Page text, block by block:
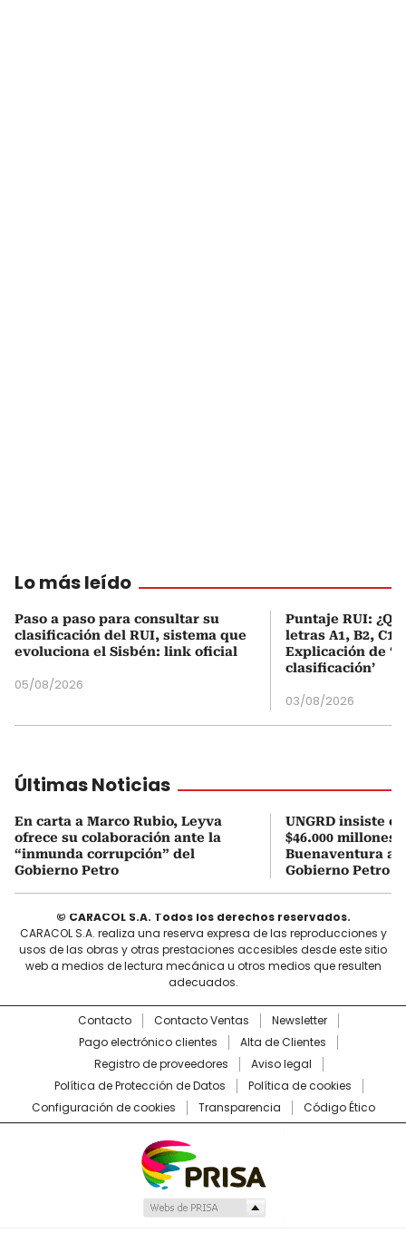
Lo más leído
Paso a paso para consultar su
clasificación del RUI, sistema que
evoluciona el Sisbén: link oficial
05/08/2026
Puntaje RUI:
letras A1, B2, C1
Explicación de
clasificación’
03/08/2026
Últimas Noticias
En carta a Marco Rubio, Leyva
ofrece su colaboración ante la
“inmunda corrupción” del
Gobierno Petro
UNGRD insiste
$46.000 millones
Buenaventura a
Gobierno Petro
© CARACOL S.A. Todos los derechos reservados.
CARACOL S.A. realiza una reserva expresa de las reproducciones y
usos de las obras y otras prestaciones accesibles desde este sitio
web a medios de lectura mecánica u otros medios que resulten
adecuados.
Contacto Contacto Ventas
Newsletter
Pago electrónico clientes
Alta de Clientes
Registro de proveedores
Aviso legal
Política de Protección de Datos
Política de cookies
Configuración de cookies
Transparencia Código Ético